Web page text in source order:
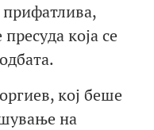
прифатлива,
која се
кој беше
на